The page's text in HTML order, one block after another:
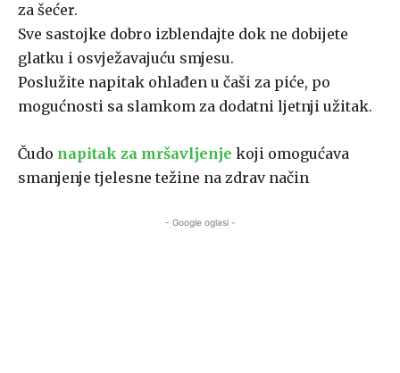
za šećer.
Sve sastojke dobro izblendajte dok ne dobijete
glatku i osvježavajuću smjesu.
Poslužite napitak ohlađen u čaši za piće, po
mogućnosti sa slamkom za dodatni ljetnji užitak.
Čudo napitak za mršavljenje koji omogućava
smanjenje tjelesne težine na zdrav način
- Google oglasi -